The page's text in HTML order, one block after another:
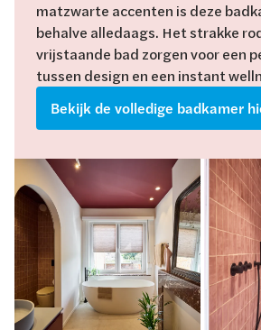
matzwarte accenten is deze
behalve alledaags. Het strakke
vrijstaande bad zorgen voor een
tussen design en een instant
Bekijk de volledige badkamer